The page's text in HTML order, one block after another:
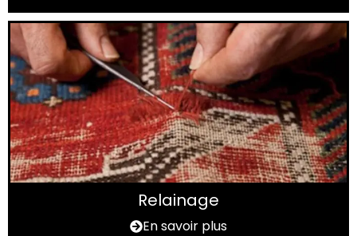
Relainage
En savoir plus